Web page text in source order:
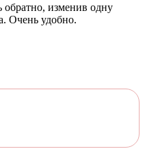
обратно, изменив одну
Очень удобно.